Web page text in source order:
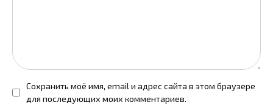
Сохранить моё имя, email и адрес сайта в этом браузере
для последующих моих комментариев.